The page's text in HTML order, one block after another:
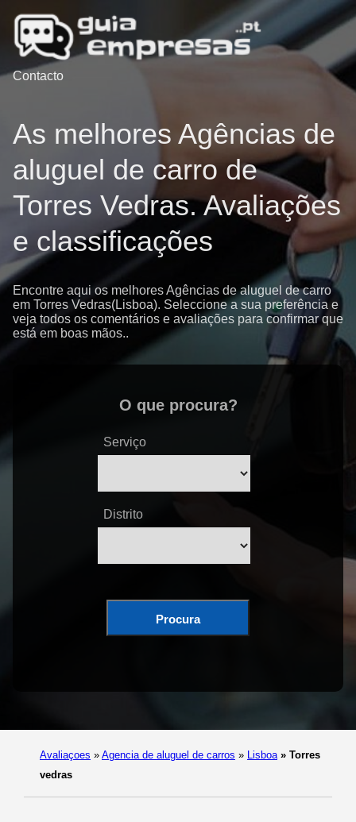
Contacto
As melhores Agências de
aluguel de carro de
Torres Vedras. Avaliações
e classificações
Encontre aqui os melhores Agências de aluguel de carro
em Torres Vedras(Lisboa). Seleccione a sua preferência e
veja todos os comentários e avaliações para confirmar que
está em boas mãos..
O que procura?
Serviço
Distrito
Procura
Avaliaçoes » Agencia de aluguel de carros » Lisboa » Torres
vedras